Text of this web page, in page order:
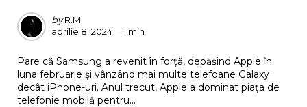
Posted
by
by R.M.
aprilie 8, 2024
1 min
Pare că Samsung a revenit în forță, depășind Apple în
luna februarie și vânzând mai multe telefoane Galaxy
decât iPhone-uri. Anul trecut, Apple a dominat piața de
telefonie mobilă pentru...